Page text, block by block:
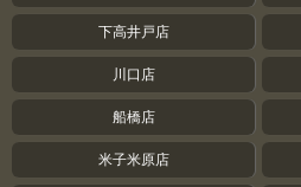
下高井戸店
川口店
船橋店
米子米原店